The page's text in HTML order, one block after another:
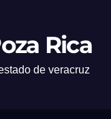
Rica
de veracruz